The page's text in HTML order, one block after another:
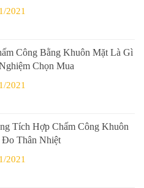
2021
Công Bằng Khuôn Mặt Là Gì
Chọn Mua
2021
Tích Hợp Chấm Công Khuôn
Thân Nhiệt
2021